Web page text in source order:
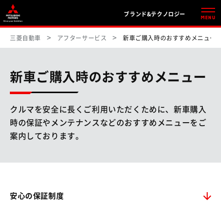
ブランド&テクノロジー
MENU
三菱自動車 アフターサービス 新車ご購入時のおすすめメニュー
新車ご購入時のおすすめメニュー
クルマを安全に長くご利用いただくために、新車購入
時の保証やメンテナンスなどのおすすめメニューをご
案内しております。
安心の保証制度